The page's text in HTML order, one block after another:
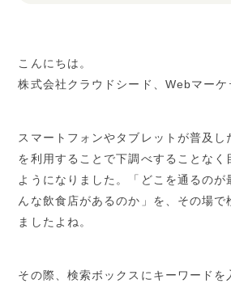
こんにちは。
株式会社クラウドシード、Webマーケ
スマートフォンやタブレットが普及し
を利用することで下調べすることなく
ようになりました。「どこを通るのが
んな飲食店があるのか」を、その場で
ましたよね。
その際、検索ボックスにキーワードを